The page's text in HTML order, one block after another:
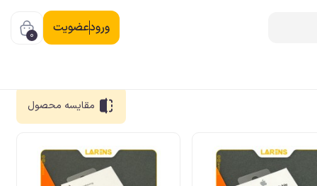
ورودعضویت 0
مقایسه محصول